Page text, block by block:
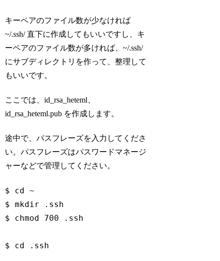
キーペアのファイル数が少なければ
~/.ssh/ 直下に作成してもいいですし、キ
ーペアのファイル数が多ければ、~/.ssh/
にサブディレクトリを作って、整理して
もいいです。
ここでは、id_rsa_heteml、
id_rsa_heteml.pub を作成します。
途中で、パスフレーズを入力してくださ
い。パスフレーズはパスワードマネージ
ャーなどで管理してください。
$ cd ~
$ mkdir .ssh
$ chmod 700 .ssh
$ cd .ssh